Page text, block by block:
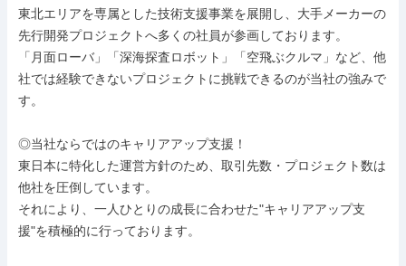
東北エリアを専属とした技術支援事業を展開し、大手メーカーの
先行開発プロジェクトへ多くの社員が参画しております。
「月面ローバ」「深海探査ロボット」「空飛ぶクルマ」など、他
社では経験できないプロジェクトに挑戦できるのが当社の強みで
す。
◎当社ならではのキャリアアップ支援！
東日本に特化した運営方針のため、取引先数・プロジェクト数は
他社を圧倒しています。
それにより、一人ひとりの成長に合わせた"キャリアアップ支
援"を積極的に行っております。